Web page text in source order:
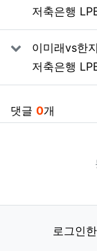
저축은행
이미래vs한
저축은행
댓글 0개
로그인